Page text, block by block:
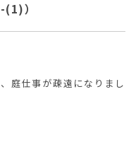
）
庭仕事が疎遠になりまし